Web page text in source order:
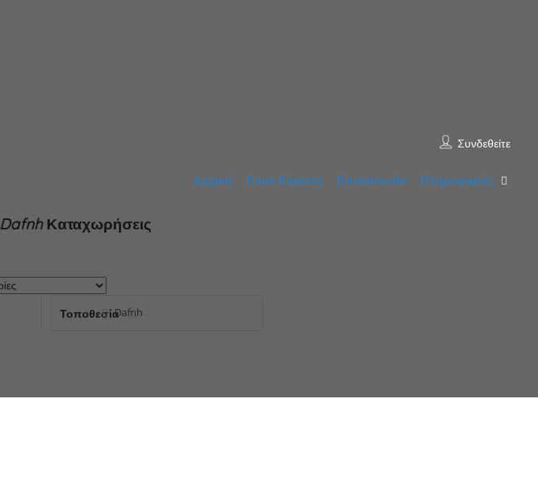
Συνδεθείτε
Αρχική Ποιοι Είμαστε Επικοινωνία Πληροφορίες
DafnhΚαταχωρήσεις
Τοποθεσία